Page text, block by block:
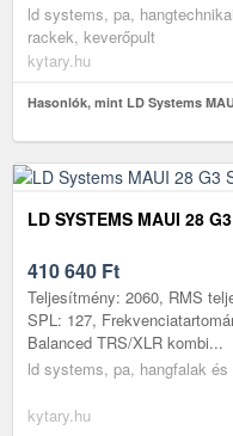
ld systems, pa,
rackek, keverőpult
kytary.hu
Hasonlók, mint LD Systems
LD SYSTEMS MAUI 28
410 640 Ft
Teljesítmény: 2060, RMS
SPL: 127,
Balanced TRS/XLR kombi...
ld systems, pa, hangfalak
kytary.hu